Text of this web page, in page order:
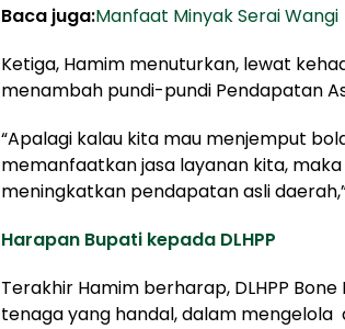
Baca juga:Manfaat Minyak Serai Wangi
Ketiga, Hamim menuturkan, lewat
menambah pundi-pundi Pendapatan
“Apalagi kalau kita mau menjemput
memanfaatkan jasa layanan kita,
meningkatkan pendapatan asli
Harapan Bupati kepada DLHPP
Terakhir Hamim berharap, DLHPP
tenaga yang handal, dalam mengelola